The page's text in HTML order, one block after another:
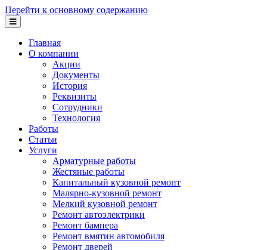
Перейти к основному содержанию
Главная
О компании
Акции
Документы
История
Реквизиты
Сотрудники
Технология
Работы
Статьи
Услуги
Арматурные работы
Жестяные работы
Капитальный кузовной ремонт
Малярно-кузовной ремонт
Мелкий кузовной ремонт
Ремонт автоэлектрики
Ремонт бампера
Ремонт вмятин автомобиля
Ремонт дверей